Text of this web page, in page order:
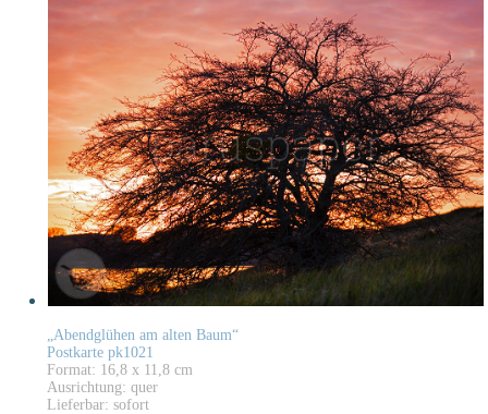
„Abendglühen am alten Baum“
Postkarte pk1021
Format: 16,8 x 11,8 cm
Ausrichtung: quer
Lieferbar: sofort